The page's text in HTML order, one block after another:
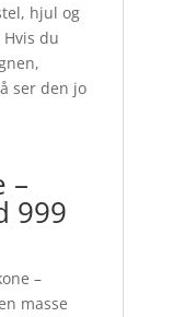
hjul og
du
ser den jo
–
999
–
masse